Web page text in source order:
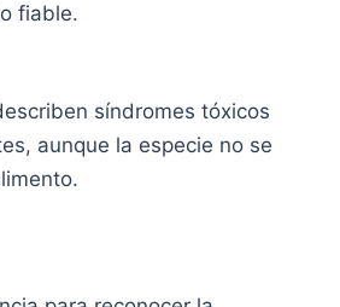
fiable.
síndromes tóxicos
aunque la especie no se